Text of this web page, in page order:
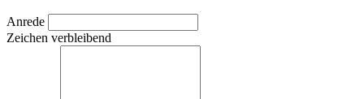
Anrede
Zeichen verbleibend